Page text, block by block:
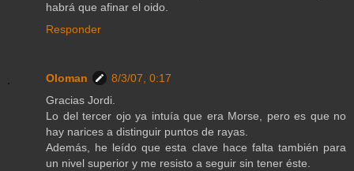
habrá que afinar el oido.
Responder
Oloman
8/3/07, 0:17
Gracias Jordi.
Lo del tercer ojo ya intuía que era Morse, pero es que no
hay narices a distinguir puntos de rayas.
Además, he leído que esta clave hace falta también para
un nivel superior y me resisto a seguir sin tener éste.